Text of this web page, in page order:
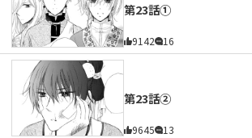
第23話①
9142 16
第23話②
9645 13